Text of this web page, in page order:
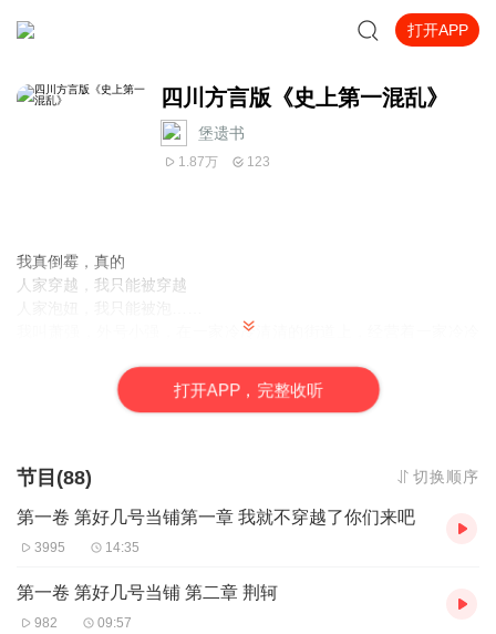
打开APP
四川方言版《史上第一混乱》
堡遗书
1.87万 123
我真倒霉，真的
人家穿越，我只能被穿越
我叫萧强，外号小强，在一家冷冷清清的街道上，经营着一家冷冷
刺激，有一天，我遇到了一个叫刘老六的老头，自己声称是神仙，
还莫名其妙的和他做了一笔交易。
重，修真、穿越、都市、爱情一个也不能少。所以名之以“史上第一
混乱”。
打开APP，完整收听
节目(88) 切换顺序
第一卷 第好几号当铺第一章 我就不穿越了你们来吧
3995 14:35
第一卷 第好几号当铺 第二章 荆轲
982 09:57